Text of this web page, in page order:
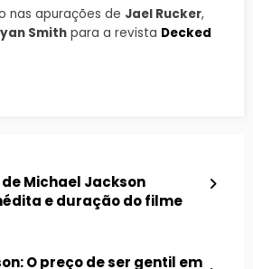
nas apurações de Jael Rucker,
Smith para a revista Decked
Michael Jackson
e duração do filme
O preço de ser gentil em